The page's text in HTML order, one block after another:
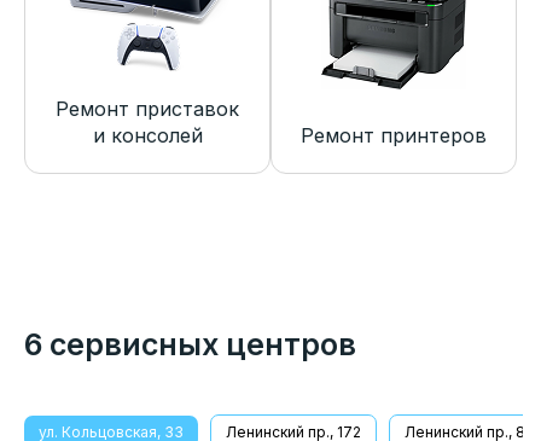
Ремонт приставок
и консолей
Ремонт принтеров
6 сервисных центров
ул. Кольцовская, 33 Ленинский пр., 172 Ленинский пр., 8/1